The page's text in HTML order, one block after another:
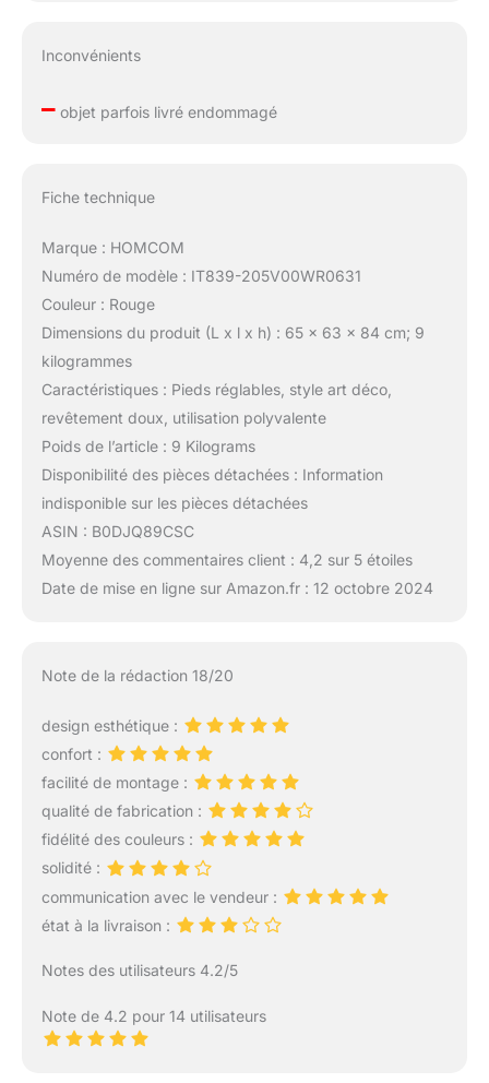
Inconvénients
–objet parfois livré endommagé
Fiche technique
Marque : HOMCOM
Numéro de modèle : IT839-205V00WR0631
Couleur : Rouge
Dimensions du produit (L x l x h) : 65 x 63 x 84 cm; 9
kilogrammes
Caractéristiques : Pieds réglables, style art déco,
revêtement doux, utilisation polyvalente
Poids de l’article : 9 Kilograms
Disponibilité des pièces détachées : Information
indisponible sur les pièces détachées
ASIN : B0DJQ89CSC
Moyenne des commentaires client : 4,2 sur 5 étoiles
Date de mise en ligne sur Amazon.fr : 12 octobre 2024
Note de la rédaction 18/20
design esthétique :
confort :
facilité de montage :
qualité de fabrication :
fidélité des couleurs :
solidité :
communication avec le vendeur :
état à la livraison :
Notes des utilisateurs 4.2/5
Note de 4.2 pour 14 utilisateurs